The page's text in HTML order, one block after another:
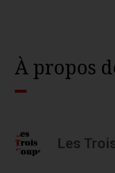
À propos
Les